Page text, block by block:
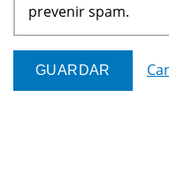
prevenir spam.